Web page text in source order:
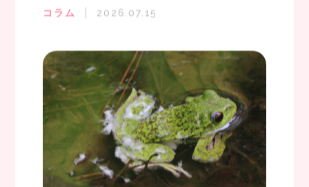
コラム 2026.07.15